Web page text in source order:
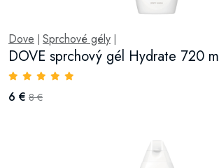
Dove | Sprchové gély |
DOVE sprchový gél Hydrate 720
6 € 8 €